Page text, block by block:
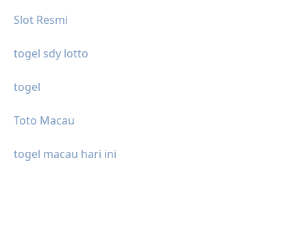
Slot Resmi
togel sdy lotto
togel
Toto Macau
togel macau hari ini